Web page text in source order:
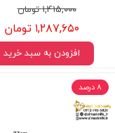
۱,۴۱۵,۰۰۰ تومان
۱,۲۸۷,۶۵۰ تومان
افزودن به سبد خرید
۸ درصد